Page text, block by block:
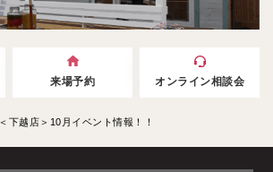
来場予約 オンライン相談会
＜下越店＞10月イベント情報！！